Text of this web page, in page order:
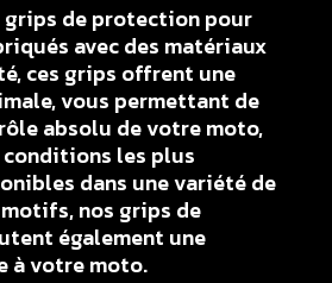
grips de protection pour
avec des matériaux
ces grips offrent une
vous permettant de
absolu de votre moto,
conditions les plus
dans une variété de
nos grips de
également une
à votre moto.